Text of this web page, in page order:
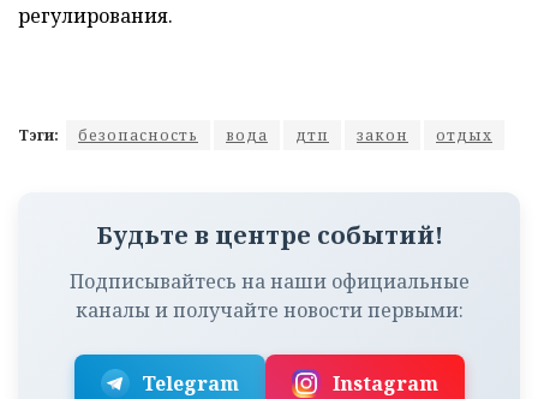
регулирования.
Тэги: безопасность вода дтп закон отдых
Будьте в центре событий!
Подписывайтесь на наши официальные
каналы и получайте новости первыми:
Telegram Instagram